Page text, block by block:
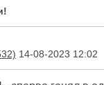
14-08-2023 12:02